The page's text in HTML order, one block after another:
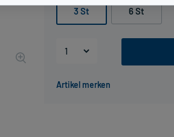
3 St 6 St